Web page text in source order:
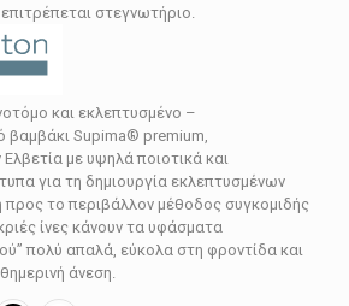
στεγνωτήριο.
και εκλεπτυσμένο –
βαμβάκι Supima® premium,
με υψηλά ποιοτικά και
για τη δημιουργία εκλεπτυσμένων
το περιβάλλον μέθοδος συγκομιδής
ίνες κάνουν τα υφάσματα
πολύ απαλά, εύκολα στη φροντίδα και
άνεση.